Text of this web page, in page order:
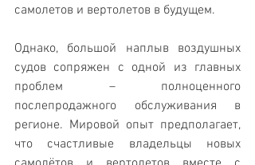
самолетов и вертолетов в будущем.
Однако, большой наплыв воздушных
судов сопряжен с одной из главных
проблем – полноценного
послепродажного обслуживания в
регионе. Мировой опыт предполагает,
что счастливые владельцы новых